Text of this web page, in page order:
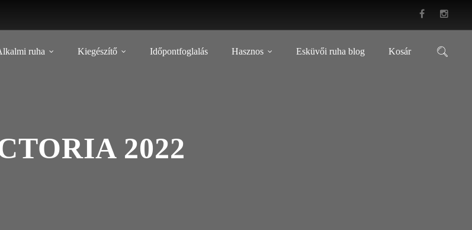
ruha Kiegészítő Időpontfoglalás Hasznos Esküvői ruha blog Kosár
2022